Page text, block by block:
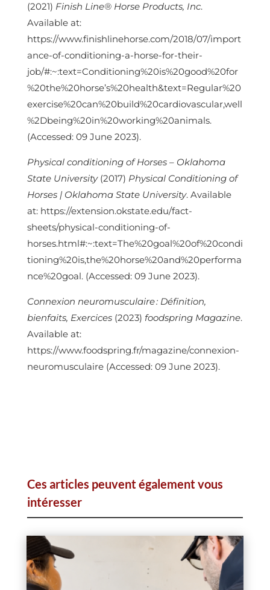
(2021) Finish Line® Horse Products, Inc.
Available at:
https://www.finishlinehorse.com/2018/07/import
ance-of-conditioning-a-horse-for-their-
job/#:~:text=Conditioning%20is%20good%20for
%20the%20horse’s%20health&text=Regular%20
exercise%20can%20build%20cardiovascular,well
%2Dbeing%20in%20working%20animals.
(Accessed: 09 June 2023).
Physical conditioning of Horses – Oklahoma
State University(2017) Physical Conditioning of
Horses | Oklahoma State University. Available
at: https://extension.okstate.edu/fact-
sheets/physical-conditioning-of-
horses.html#:~:text=The%20goal%20of%20condi
tioning%20is,the%20horse%20and%20performa
nce%20goal. (Accessed: 09 June 2023).
Connexion neuromusculaire : Définition,
bienfaits, Exercices(2023) foodspring Magazine.
Available at:
https://www.foodspring.fr/magazine/connexion-
neuromusculaire (Accessed: 09 June 2023).
Ces articles peuvent également vous
intéresser